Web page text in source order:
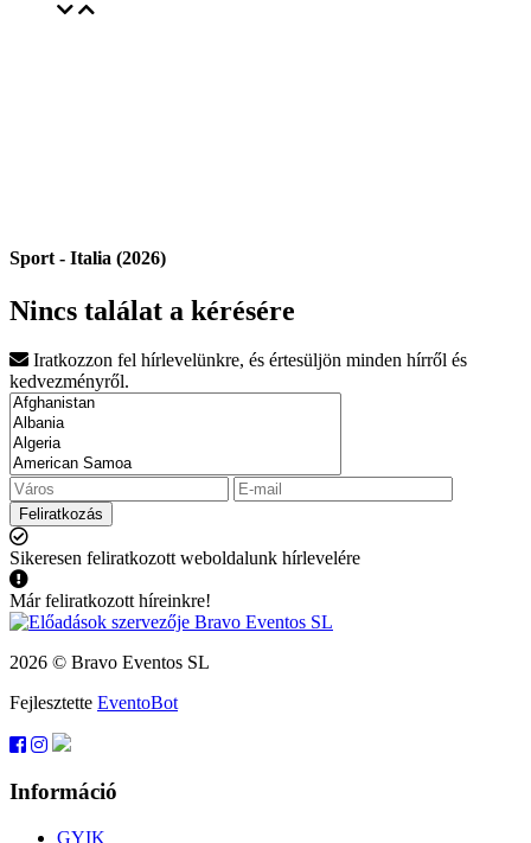
Sport - Italia (2026)
Nincs találat a kérésére
Iratkozzon fel hírlevelünkre, és értesüljön minden hírről és
kedvezményről.
Feliratkozás
Sikeresen feliratkozott weboldalunk hírlevelére
Már feliratkozott híreinkre!
2026 © Bravo Eventos SL
Fejlesztette EventoBot
Információ
GYIK